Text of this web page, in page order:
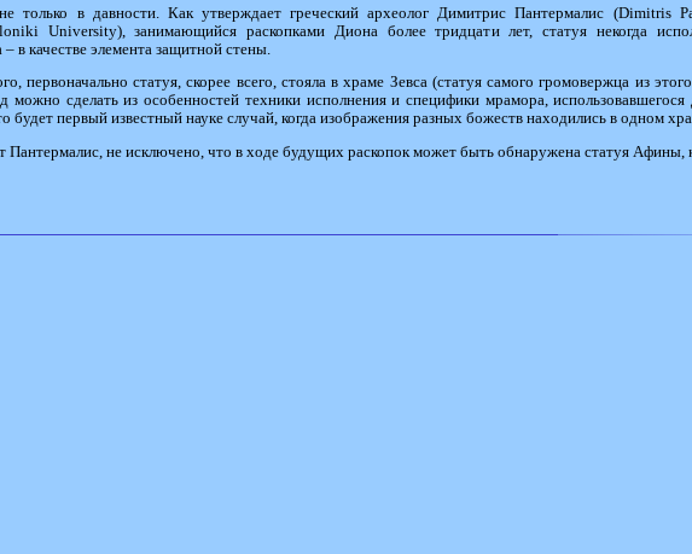
только в давности. Как утверждает греческий археолог Димитрис Пантермалис (Dimitris
University), занимающийся раскопками Диона более тридцати лет, статуя некогда
в качестве элемента защитной стены.
первоначально статуя, скорее всего, стояла в храме Зевса (статуя самого громовержца из
можно сделать из особенностей техники исполнения и специфики мрамора, использовавшегося
будет первый известный науке случай, когда изображения разных божеств находились в одном
Пантермалис, не исключено, что в ходе будущих раскопок может быть обнаружена статуя Афины,